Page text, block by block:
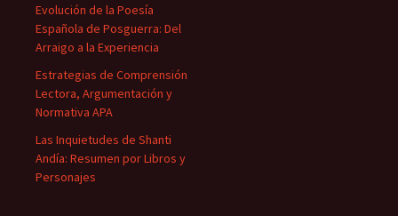
Evolución de la Poesía
Española de Posguerra: Del
Arraigo a la Experiencia
Estrategias de Comprensión
Lectora, Argumentación y
Normativa APA
Las Inquietudes de Shanti
Andía: Resumen por Libros y
Personajes